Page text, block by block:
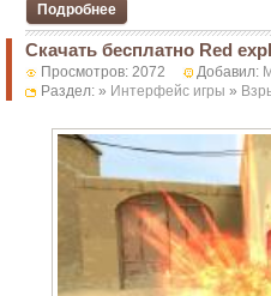
Подробнее
Скачать бесплатно Red
Просмотров: 2072 Добавил:
Раздел: » Интерфейс игры »